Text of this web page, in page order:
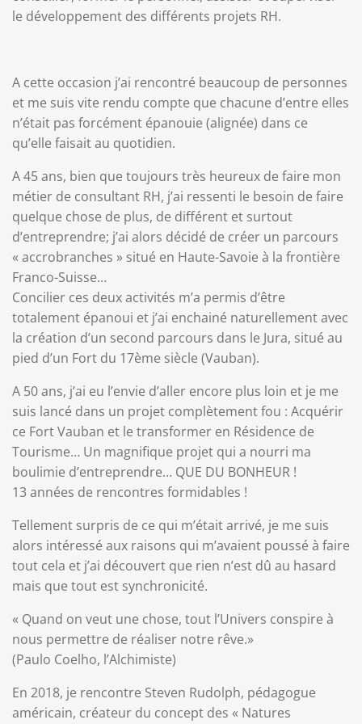
le développement des différents projets RH.
A cette occasion j’ai rencontré beaucoup de personnes
et me suis vite rendu compte que chacune d’entre elles
n’était pas forcément épanouie (alignée) dans ce
qu’elle faisait au quotidien.
A 45 ans, bien que toujours très heureux de faire mon
métier de consultant RH, j’ai ressenti le besoin de faire
quelque chose de plus, de différent et surtout
d’entreprendre; j’ai alors décidé de créer un parcours
« accrobranches » situé en Haute-Savoie à la frontière
Franco-Suisse…
Concilier ces deux activités m’a permis d’être
totalement épanoui et j’ai enchainé naturellement avec
la création d’un second parcours dans le Jura, situé au
pied d’un Fort du 17ème siècle (Vauban).
A 50 ans, j’ai eu l’envie d’aller encore plus loin et je me
suis lancé dans un projet complètement fou : Acquérir
ce Fort Vauban et le transformer en Résidence de
Tourisme… Un magnifique projet qui a nourri ma
boulimie d’entreprendre… QUE DU BONHEUR !
13 années de rencontres formidables !
Tellement surpris de ce qui m’était arrivé, je me suis
alors intéressé aux raisons qui m’avaient poussé à faire
tout cela et j’ai découvert que rien n’est dû au hasard
mais que tout est synchronicité.
« Quand on veut une chose, tout l’Univers conspire à
nous permettre de réaliser notre rêve.»
(Paulo Coelho, l’Alchimiste)
En 2018, je rencontre Steven Rudolph, pédagogue
américain, créateur du concept des « Natures